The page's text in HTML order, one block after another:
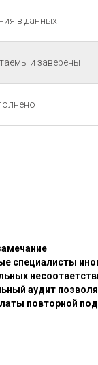
в данных
и заверены
специалисты
аудит
повторной